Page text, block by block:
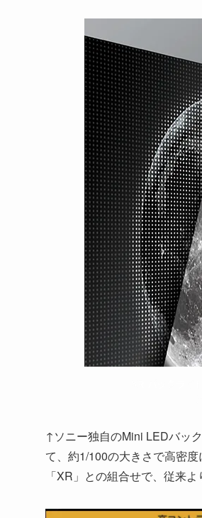
↑ソニー独自のMini LEDバッ
て、約1/100の大きさで高密
「XR」との組合せで、従来